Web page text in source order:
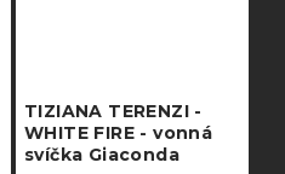
TIZIANA TERENZI -
WHITE FIRE - vonná
svíčka Giaconda